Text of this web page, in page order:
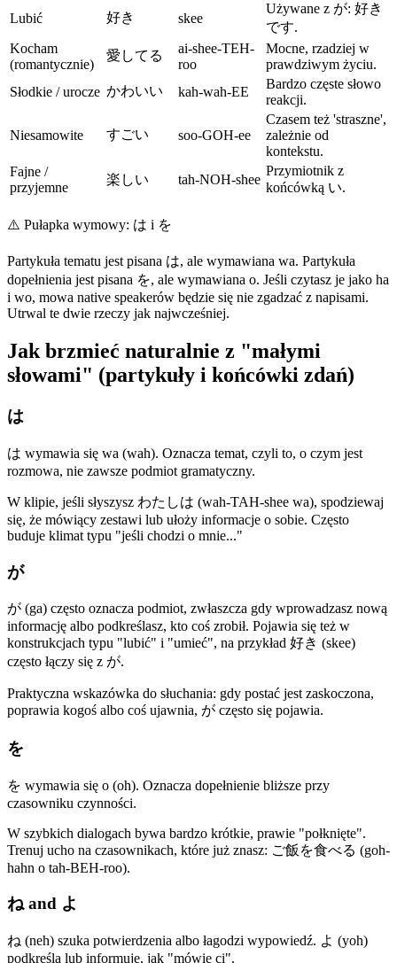
Lubić 好き skee
Używane z が: 好き
です.
Kocham
(romantycznie)
愛してる
ai-shee-TEH-
roo
Mocne, rzadziej w
prawdziwym życiu.
Słodkie / urocze かわいい kah-wah-EE
Bardzo częste słowo
reakcji.
Niesamowite すごい soo-GOH-ee
Czasem też 'straszne',
zależnie od
kontekstu.
Fajne /
przyjemne
楽しい tah-NOH-shee
Przymiotnik z
końcówką い.
⚠️ Pułapka wymowy: は i を
Partykuła tematu jest pisana は, ale wymawiana wa. Partykuła
dopełnienia jest pisana を, ale wymawiana o. Jeśli czytasz je jako ha
i wo, mowa native speakerów będzie się nie zgadzać z napisami.
Utrwal te dwie rzeczy jak najwcześniej.
Jak brzmieć naturalnie z "małymi
słowami" (partykuły i końcówki zdań)
は
は wymawia się wa (wah). Oznacza temat, czyli to, o czym jest
rozmowa, nie zawsze podmiot gramatyczny.
W klipie, jeśli słyszysz わたしは (wah-TAH-shee wa), spodziewaj
się, że mówiący zestawi lub ułoży informacje o sobie. Często
buduje klimat typu "jeśli chodzi o mnie..."
が
が (ga) często oznacza podmiot, zwłaszcza gdy wprowadzasz nową
informację albo podkreślasz, kto coś zrobił. Pojawia się też w
konstrukcjach typu "lubić" i "umieć", na przykład 好き (skee)
często łączy się z が.
Praktyczna wskazówka do słuchania: gdy postać jest zaskoczona,
poprawia kogoś albo coś ujawnia, が często się pojawia.
を
を wymawia się o (oh). Oznacza dopełnienie bliższe przy
czasowniku czynności.
W szybkich dialogach bywa bardzo krótkie, prawie "połknięte".
Trenuj ucho na czasownikach, które już znasz: ご飯を食べる (goh-
hahn o tah-BEH-roo).
ね and よ
ね (neh) szuka potwierdzenia albo łagodzi wypowiedź. よ (yoh)
podkreśla lub informuje, jak "mówię ci".